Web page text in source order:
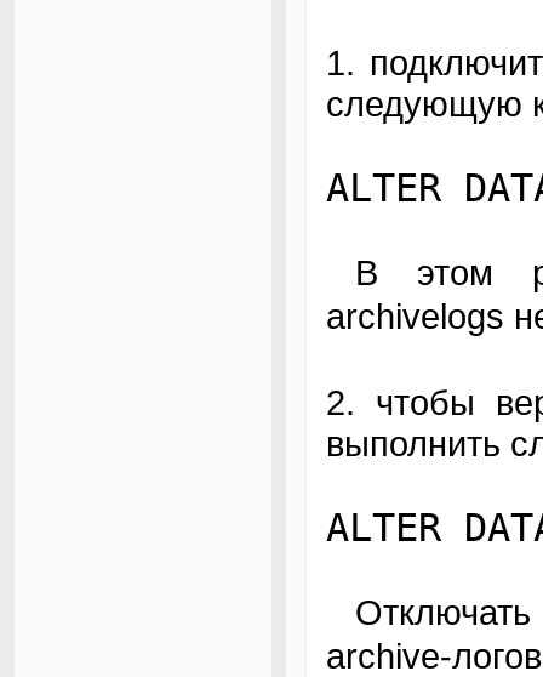
1.
следующую
ALTER
В этом режиме подкачка изменений из
archivelogs
2. чтобы
выполнить
ALTER
Отключать на это время механизм переноса
archive-